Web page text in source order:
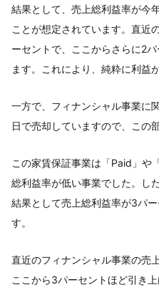
結果として、売上総利益率が今
ことが想定されています。直近
ーセントで、ここからさらに2
ます。これにより、純粋に利益
一方で、フィナンシャル事業に
日で売却していますので、この
この家賃保証事業は「Paid」や
総利益率が低い事業でした。し
結果として売上総利益率が3パ
す。
直近のフィナンシャル事業の売
ここから3パーセントほど引き